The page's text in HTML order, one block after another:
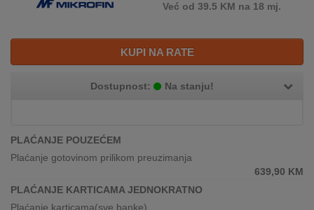
KATALOZI
KAKO
OZNAKE
ENERGETSKE
DIGITALIS
Već od 39.5 KM na 18 mj.
KUPI NA RATE
Dostupnost: Na stanju!
PLAĆANJE POUZEĆEM
Plaćanje gotovinom prilikom preuzimanja
639,90 KM
PLAĆANJE KARTICAMA JEDNOKRATNO
Plaćanje karticama(sve banke)